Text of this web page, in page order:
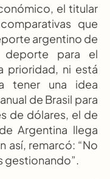
el titular
que
argentino de
deporte para el
prioridad, ni está
tener una idea
de Brasil para
de dólares, el de
Argentina llega
así, remarcó: “No
gestionando”.